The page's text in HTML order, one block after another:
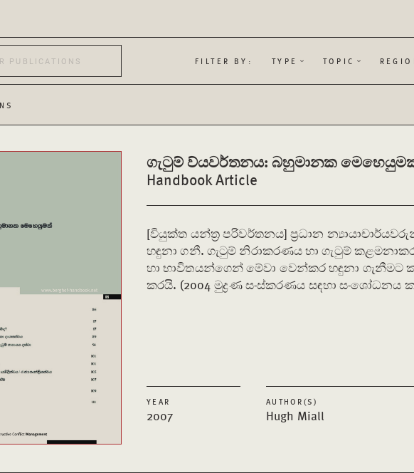
FILTER BY: TYPE TOPIC
ගැටුම් ව්යවර්තනය: බහුමානක
Handbook Article
[වියුක්ත යන්ත්‍ර පරිවර්තනය] ප්‍රධාන
හඳුනා ගනී. ගැටුම් නිරාකරණය හා ගැටුම්
හා භාවිතයන්ගෙන් මේවා වෙන්කර හඳුනා ගැනීමට
කරයි. (2004 මුද්‍රණ සංස්කරණය සඳහා සංශෝධනය
YEAR
2007
AUTHOR(S)
Hugh Miall